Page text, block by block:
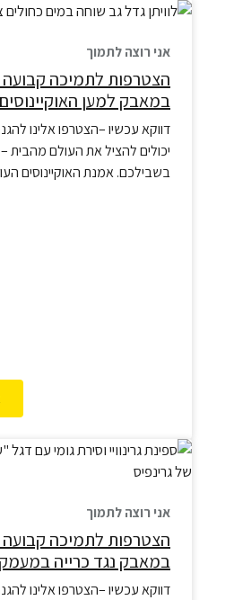
אני רוצה לתמוך
הצטרפות לתמיכה
במאבק למען האוקיינוסים
דווקא עכשיו –הצטרפו אלינו
יכולים להציל את העולם מהבית –
בשבילכם. אמנת האוקיינוסים
אני רוצה לתמוך
הצטרפות לתמיכה
במאבק נגד כרייה
דווקא עכשיו –הצטרפו אלינו